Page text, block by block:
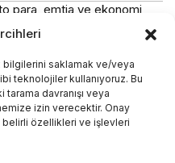
bilgilerini saklamak ve/veya
teknolojiler kullanıyoruz. Bu
davranışı veya
izin verecektir. Onay
özellikleri ve işlevleri
para, emtia ve ekonomi
verileri ve bilgilendirici
yayın platformudur.
amaçlıdır ve